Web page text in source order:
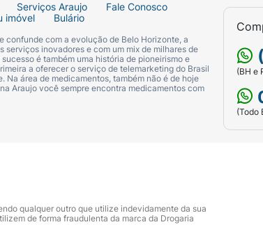
Serviços Araujo
Fale Conosco
imóvel Bulário
confunde com a evolução de Belo Horizonte, a
inovadores e com um mix de milhares de
é também uma história de pioneirismo e
a oferecer o serviço de telemarketing do Brasil
Na área de medicamentos, também não é de hoje
Araujo você sempre encontra medicamentos com
(BH e
(Todo
qualquer outro que utilize indevidamente da sua
de forma fraudulenta da marca da Drogaria